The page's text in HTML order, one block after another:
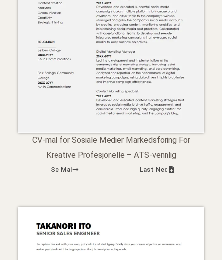
CV-mal for Sosiale Medier Markedsforing For
Kreative Profesjonelle – ATS-vennlig
Se Mal Last Ned